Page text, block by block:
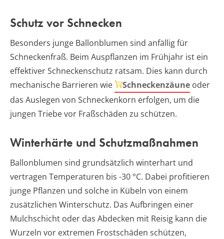
Schutz vor Schnecken
Besonders junge Ballonblumen sind anfällig für
Schneckenfraß. Beim Auspflanzen im Frühjahr ist ein
effektiver Schneckenschutz ratsam. Dies kann durch
mechanische Barrieren wie
Schneckenzäune oder
das Auslegen von Schneckenkorn erfolgen, um die
jungen Triebe vor Fraßschäden zu schützen.
Winterhärte und Schutzmaßnahmen
Ballonblumen sind grundsätzlich winterhart und
vertragen Temperaturen bis -30 °C. Dabei profitieren
junge Pflanzen und solche in Kübeln von einem
zusätzlichen Winterschutz. Das Aufbringen einer
Mulchschicht oder das Abdecken mit Reisig kann die
Wurzeln vor extremen Frostschäden schützen,